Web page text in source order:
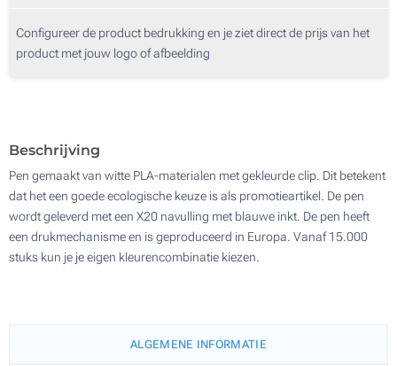
Zonder opdruk
250
Configureer de product bedrukking en je ziet direct de prijs van het
product met jouw logo of afbeelding
Beschrijving
Pen gemaakt van witte PLA-materialen met gekleurde clip. Dit betekent
dat het een goede ecologische keuze is als promotieartikel. De pen
wordt geleverd met een X20 navulling met blauwe inkt. De pen heeft
een drukmechanisme en is geproduceerd in Europa. Vanaf 15.000
stuks kun je je eigen kleurencombinatie kiezen.
ALGEMENE INFORMATIE